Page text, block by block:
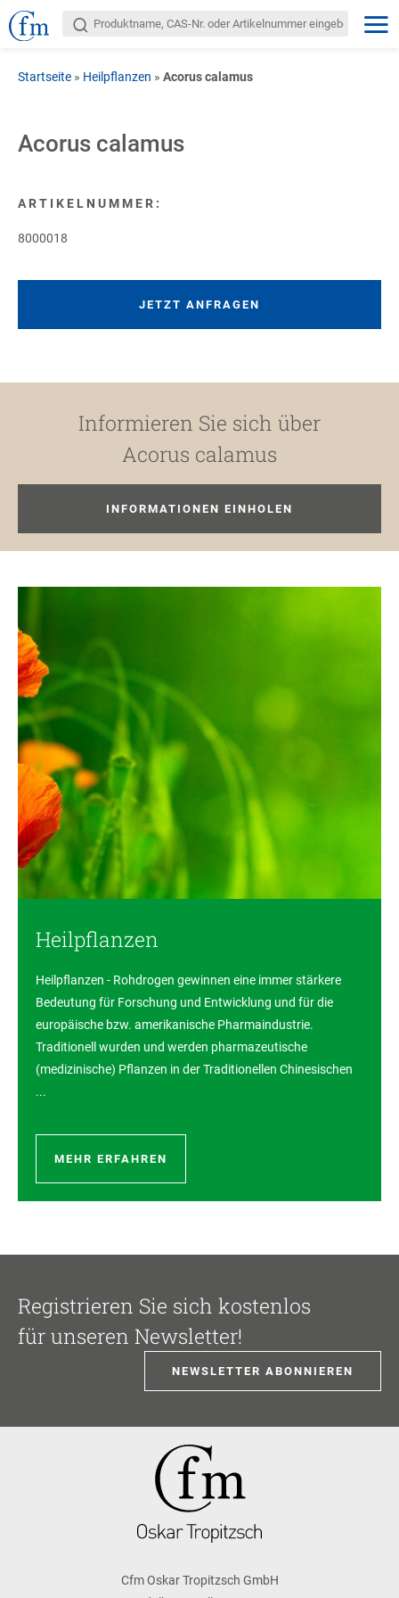
Startseite » Heilpflanzen » Acorus calamus
Acorus calamus
ARTIKELNUMMER:
8000018
JETZT ANFRAGEN
Informieren Sie sich über
Acorus calamus
INFORMATIONEN EINHOLEN
Heilpflanzen
Heilpflanzen - Rohdrogen gewinnen eine immer stärkere
Bedeutung für Forschung und Entwicklung und für die
europäische bzw. amerikanische Pharmaindustrie.
Traditionell wurden und werden pharmazeutische
(medizinische) Pflanzen in der Traditionellen Chinesischen
...
MEHR ERFAHREN
Registrieren Sie sich kostenlos
für unseren Newsletter!
NEWSLETTER ABONNIEREN
Cfm Oskar Tropitzsch GmbH